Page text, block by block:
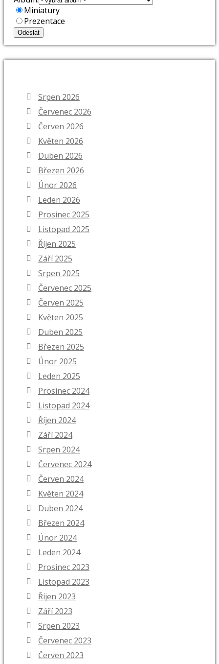
Miniatury
Prezentace
Srpen 2026
Červenec 2026
Červen 2026
Květen 2026
Duben 2026
Březen 2026
Únor 2026
Leden 2026
Prosinec 2025
Listopad 2025
Říjen 2025
Září 2025
Srpen 2025
Červenec 2025
Červen 2025
Květen 2025
Duben 2025
Březen 2025
Únor 2025
Leden 2025
Prosinec 2024
Listopad 2024
Říjen 2024
Září 2024
Srpen 2024
Červenec 2024
Červen 2024
Květen 2024
Duben 2024
Březen 2024
Únor 2024
Leden 2024
Prosinec 2023
Listopad 2023
Říjen 2023
Září 2023
Srpen 2023
Červenec 2023
Červen 2023